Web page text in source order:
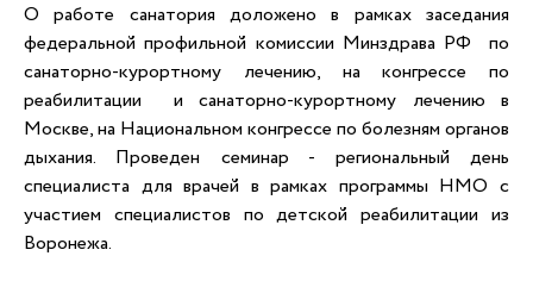
О работе санатория доложено в рамках заседания
федеральной профильной комиссии Минздрава РФ по
санаторно-курортному лечению, на конгрессе по
реабилитации и санаторно-курортному лечению в
Москве, на Национальном конгрессе по болезням органов
дыхания. Проведен семинар - региональный день
специалиста для врачей в рамках программы НМО с
участием специалистов по детской реабилитации из
Воронежа.